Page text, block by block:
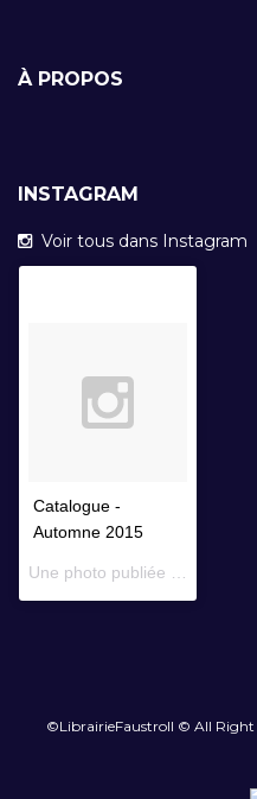
À PROPOS
INSTAGRAM
Voir tous dans Instagram
Catalogue -
Automne 2015
©LibrairieFaustroll © All Right